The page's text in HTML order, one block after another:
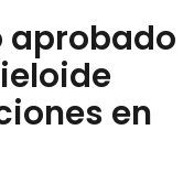
aprobado
en